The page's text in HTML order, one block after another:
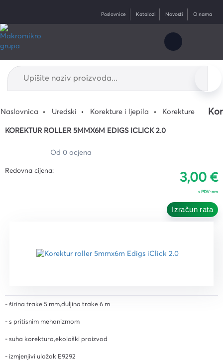
Poslovnice Katalozi Novosti O nama
Naslovnica Uredski Korekture i ljepila Korekture
KOREKTUR ROLLER 5MMX6M EDIGS ICLICK 2.0
Od 0 ocjena
Redovna cijena:
3,00 €
s PDV-om
Izračun rata
- širina trake 5 mm,duljina trake 6 m
- s pritisnim mehanizmom
- suha korektura,ekološki proizvod
- izmjenjivi uložak E9292